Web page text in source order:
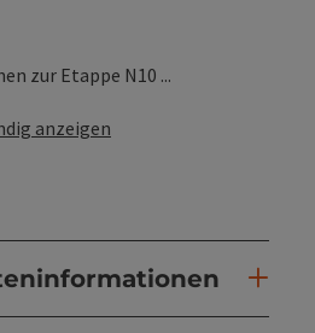
zur Etappe N10 ...
anzeigen